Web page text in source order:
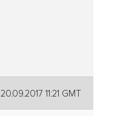
20.09.2017 11:21 GMT